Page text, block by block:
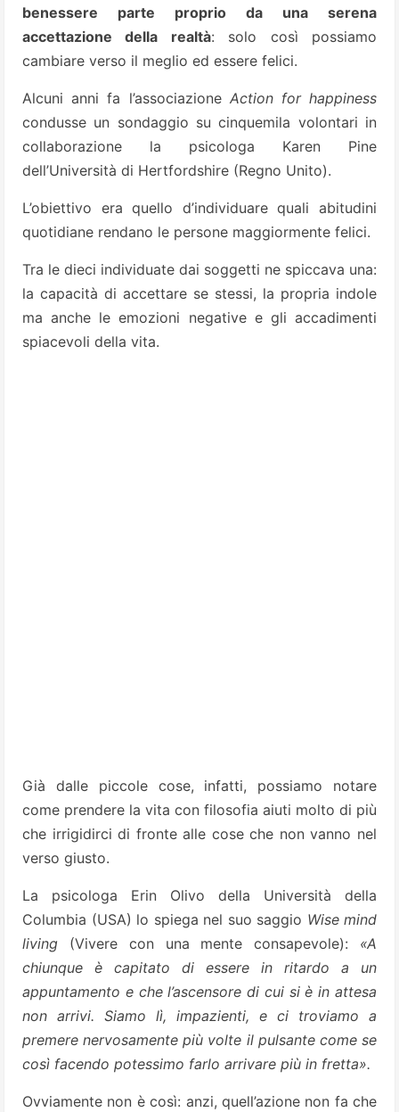
benessere parte proprio da una serena
accettazione della realtà: solo così possiamo
cambiare verso il meglio ed essere felici.
Alcuni anni fa l’associazione Action for happiness
condusse un sondaggio su cinquemila volontari in
collaborazione la psicologa Karen Pine
dell’Università di Hertfordshire (Regno Unito).
L’obiettivo era quello d’individuare quali abitudini
quotidiane rendano le persone maggiormente felici.
Tra le dieci individuate dai soggetti ne spiccava una:
la capacità di accettare se stessi, la propria indole
ma anche le emozioni negative e gli accadimenti
spiacevoli della vita.
Già dalle piccole cose, infatti, possiamo notare
come prendere la vita con filosofia aiuti molto di più
che irrigidirci di fronte alle cose che non vanno nel
verso giusto.
La psicologa Erin Olivo della Università della
Columbia (USA) lo spiega nel suo saggio Wise mind
living (Vivere con una mente consapevole): «A
chiunque è capitato di essere in ritardo a un
appuntamento e che l’ascensore di cui si è in attesa
non arrivi. Siamo lì, impazienti, e ci troviamo a
premere nervosamente più volte il pulsante come se
così facendo potessimo farlo arrivare più in fretta».
Ovviamente non è così: anzi, quell’azione non fa che